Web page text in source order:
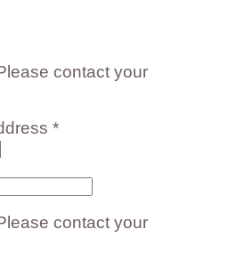
contact your
*
contact your